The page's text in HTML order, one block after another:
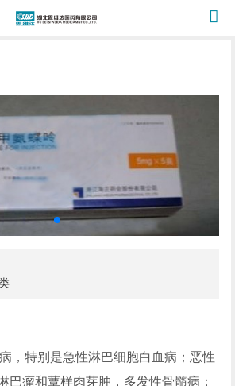
，特别是急性淋巴细胞白血病；恶性
巴瘤和蕈样肉芽肿，多发性骨髓病；